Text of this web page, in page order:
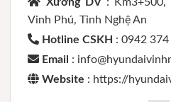
Vinh Phú, Tỉnh Nghệ An
Hotline CSKH : 0942
Email :
Website : https://